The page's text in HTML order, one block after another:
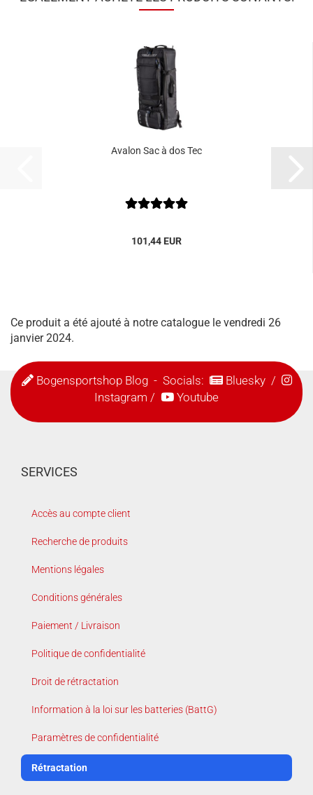
Avalon Sac à dos Tec
101,44 EUR
Ce produit a été ajouté à notre catalogue le vendredi 26
janvier 2024.
Bogensportshop Blog- Socials: Bluesky/
Instagram / Youtube
SERVICES
Accès au compte client
Recherche de produits
Mentions légales
Conditions générales
Paiement / Livraison
Politique de confidentialité
Droit de rétractation
Information à la loi sur les batteries (BattG)
Paramètres de confidentialité
Rétractation